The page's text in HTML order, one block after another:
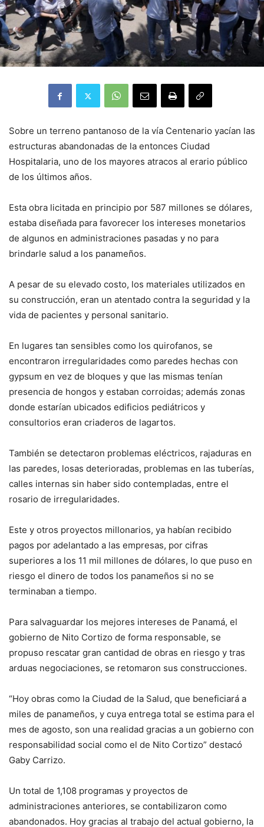
Sobre un terreno pantanoso de la vía Centenario yacían las
estructuras abandonadas de la entonces Ciudad
Hospitalaria, uno de los mayores atracos al erario público
de los últimos años.
Esta obra licitada en principio por 587 millones se dólares,
estaba diseñada para favorecer los intereses monetarios
de algunos en administraciones pasadas y no para
brindarle salud a los panameños.
A pesar de su elevado costo, los materiales utilizados en
su construcción, eran un atentado contra la seguridad y la
vida de pacientes y personal sanitario.
En lugares tan sensibles como los quirofanos, se
encontraron irregularidades como paredes hechas con
gypsum en vez de bloques y que las mismas tenían
presencia de hongos y estaban corroidas; además zonas
donde estarían ubicados edificios pediátricos y
consultorios eran criaderos de lagartos.
También se detectaron problemas eléctricos, rajaduras en
las paredes, losas deterioradas, problemas en las tuberías,
calles internas sin haber sido contempladas, entre el
rosario de irregularidades.
Este y otros proyectos millonarios, ya habían recibido
pagos por adelantado a las empresas, por cifras
superiores a los 11 mil millones de dólares, lo que puso en
riesgo el dinero de todos los panameños si no se
terminaban a tiempo.
Para salvaguardar los mejores intereses de Panamá, el
gobierno de Nito Cortizo de forma responsable, se
propuso rescatar gran cantidad de obras en riesgo y tras
arduas negociaciones, se retomaron sus construcciones.
“Hoy obras como la Ciudad de la Salud, que beneficiará a
miles de panameños, y cuya entrega total se estima para el
mes de agosto, son una realidad gracias a un gobierno con
responsabilidad social como el de Nito Cortizo” destacó
Gaby Carrizo.
Un total de 1,108 programas y proyectos de
administraciones anteriores, se contabilizaron como
abandonados. Hoy gracias al trabajo del actual gobierno, la